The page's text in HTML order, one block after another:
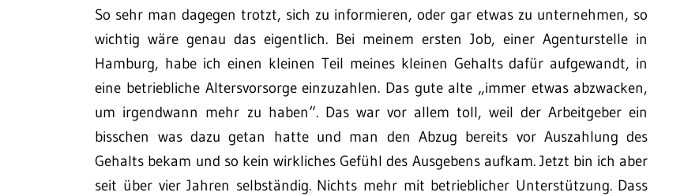
So sehr man dagegen trotzt, sich zu informieren, oder gar etwas zu unternehmen, so
wichtig wäre genau das eigentlich. Bei meinem ersten Job, einer Agenturstelle in
Hamburg, habe ich einen kleinen Teil meines kleinen Gehalts dafür aufgewandt, in
eine betriebliche Altersvorsorge einzuzahlen. Das gute alte „immer etwas abzwacken,
um irgendwann mehr zu haben“. Das war vor allem toll, weil der Arbeitgeber ein
bisschen was dazu getan hatte und man den Abzug bereits vor Auszahlung des
Gehalts bekam und so kein wirkliches Gefühl des Ausgebens aufkam. Jetzt bin ich aber
seit über vier Jahren selbständig. Nichts mehr mit betrieblicher Unterstützung. Dass